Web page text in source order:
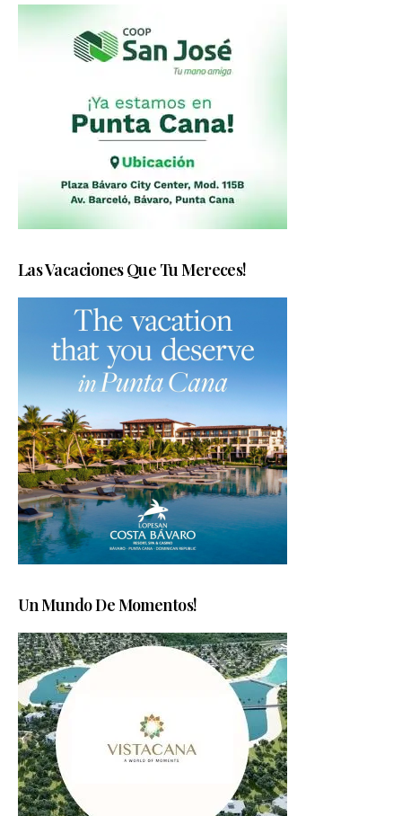
Las Vacaciones Que Tu Mereces!
Un Mundo De Momentos!